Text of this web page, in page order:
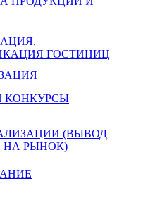
ГОСТИНИЦ
КОНКУРСЫ
(ВЫВОД
НА РЫНОК)